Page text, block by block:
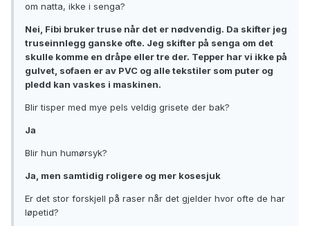
om natta, ikke i senga?
Nei, Fibi bruker truse når det er nødvendig. Da skifter jeg
truseinnlegg ganske ofte. Jeg skifter på senga om det
skulle komme en dråpe eller tre der. Tepper har vi ikke på
gulvet, sofaen er av PVC og alle tekstiler som puter og
pledd kan vaskes i maskinen.
Blir tisper med mye pels veldig grisete der bak?
Ja
Blir hun humørsyk?
Ja, men samtidig roligere og mer kosesjuk
Er det stor forskjell på raser når det gjelder hvor ofte de har
løpetid?